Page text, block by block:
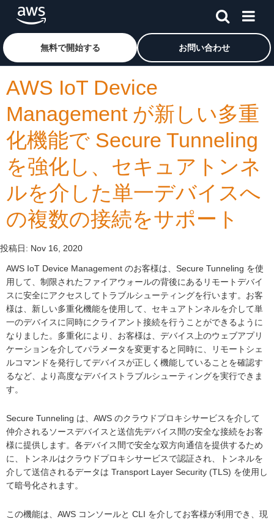
メインコンテンツに移動
アマゾン ウェブ サービスのホームページに戻るには、こ
無料で開始する お問い合わせ
AWS IoT Device
Management が新しい多重
化機能で Secure Tunneling
を強化し、セキュアトンネ
ルを介した単一デバイスへ
の複数の接続をサポート
投稿日: Nov 16, 2020
AWS IoT Device Management のお客様は、Secure Tunneling を使
用して、制限されたファイアウォールの背後にあるリモートデバイ
スに安全にアクセスしてトラブルシューティングを行います。お客
様は、新しい多重化機能を使用して、セキュアトンネルを介して単
一のデバイスに同時にクライアント接続を行うことができるように
なりました。多重化により、お客様は、デバイス上のウェブアプリ
ケーションを介してパラメータを変更すると同時に、リモートシェ
ルコマンドを発行してデバイスが正しく機能していることを確認す
るなど、より高度なデバイストラブルシューティングを実行できま
す。
Secure Tunneling は、AWS のクラウドプロキシサービスを介して
仲介されるソースデバイスと送信先デバイス間の安全な接続をお客
様に提供します。各デバイス間で安全な双方向通信を提供するため
に、トンネルはクラウドプロキシサービスで認証され、トンネルを
介して送信されるデータは Transport Layer Security (TLS) を使用し
て暗号化されます。
この機能は、AWS コンソールと CLI を介してお客様が利用でき、現